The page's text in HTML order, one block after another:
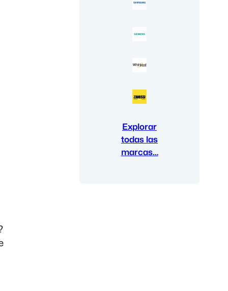
Explorar
todas las
marcas…